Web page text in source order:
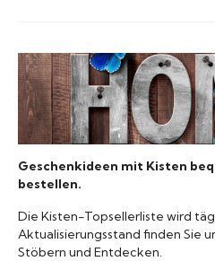
Spirituosen
Sport
Wohnen
Geschenkideen mit Kisten
bestellen.
Die Kisten-Topsellerliste wird
Aktualisierungsstand finden Sie
Stöbern und Entdecken.